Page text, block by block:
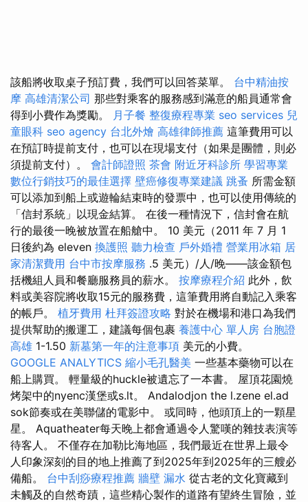
該船將收取桌子預訂費，我們可以回答菜單。 台中精油按
摩 高雄清潔公司 那些對乘客的服務感到滿意的船員通常會
得到小費作為獎勵。
月子餐 整復療程專業 seo services 兒
童眼科 seo agency 台北外燴 高雄律師推薦 這筆費用可以
在預訂時提前支付，也可以在現場支付（如果是團體，則必
須提前支付）。 會計師證照 茶會 附近牙科診所 學習專業
數位行銷技巧的最佳選擇 壁癌修復專業建議 跳蚤 所需金額
可以添加到船上或遊輪結束時的發票中，也可以使用傳統的
「信封系統」以現金結算。 在後一種情況下，信封會在航
行的最後一晚被放置在船艙中。 10 美元（2011 年 7 月 1
日後約為 eleven 換護照 聽力檢查 戶外婚禮 營業用冰箱 居
家清潔費用 台中市按摩服務 .5 美元）/人/晚——該金額包
括機組人員和餐廳服務員的薪水。 按摩療程介紹 此外，飲
料或美容院將收取15元的服務費，這筆費用將自動記入乘客
的帳戶。 植牙費用 杜拜簽證攻略 對於在機場和港口為我們
提供幫助的搬運工，建議每個包裹 養護中心 單人房 台胞證
高雄 1-1.50 新墓第一年的注意事項 美元的小費。
GOOGLE ANALYTICS 縮小毛孔醫美 一些基本藥物可以在
船上購買。 輕量級的huckle被遺忘了一本書。 屋頂花園燒
烤架中的nyenc漢堡或s.lt。 Andalodjon the l.zene el.ad
sok節奏或在美聯儲的電影中。 或同時，他頭頂上的一顆星
星。 Aquatheater每天晚上都會通過令人驚嘆的雜技表演等
待客人。 不僅存在加勒比海地區，我們最近在世界上最令
人印象深刻的目的地上推薦了到2025年到2025年的三艘必
備船。 台中刮痧療程推薦 牆壁 漏水 從古老的文化寶藏到
未觸及的自然奇蹟，這些精心製作的道路有望終生冒險，並